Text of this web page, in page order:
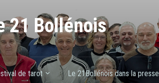
21 Bollénois
de tarot Le 21Bollénois dans la presse